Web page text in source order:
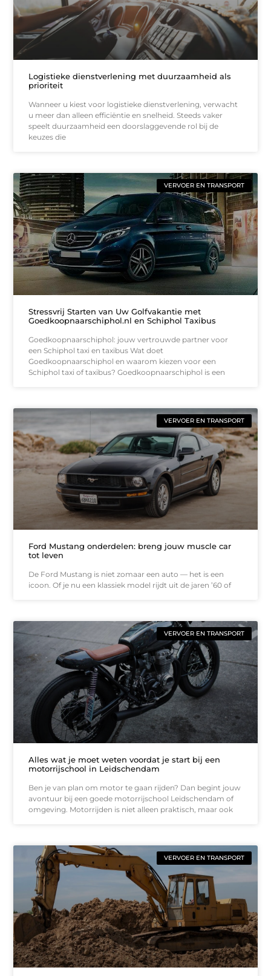
Logistieke dienstverlening met duurzaamheid als
prioriteit
Wanneer u kiest voor logistieke dienstverlening, verwacht
u meer dan alleen efficiëntie en snelheid. Steeds vaker
speelt duurzaamheid een doorslaggevende rol bij de
keuzes die
VERVOER EN TRANSPORT
Stressvrij Starten van Uw Golfvakantie met
Goedkoopnaarschiphol.nl en Schiphol Taxibus
Goedkoopnaarschiphol: jouw vertrouwde partner voor
een Schiphol taxi en taxibus Wat doet
Goedkoopnaarschiphol en waarom kiezen voor een
Schiphol taxi of taxibus? Goedkoopnaarschiphol is een
VERVOER EN TRANSPORT
Ford Mustang onderdelen: breng jouw muscle car
tot leven
De Ford Mustang is niet zomaar een auto — het is een
icoon. Of je nu een klassiek model rijdt uit de jaren ’60 of
VERVOER EN TRANSPORT
Alles wat je moet weten voordat je start bij een
motorrijschool in Leidschendam
Ben je van plan om motor te gaan rijden? Dan begint jouw
avontuur bij een goede motorrijschool Leidschendam of
omgeving. Motorrijden is niet alleen praktisch, maar ook
VERVOER EN TRANSPORT